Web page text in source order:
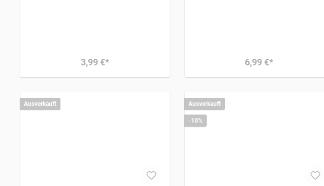
3,99 €* 6,99 €*
Ausverkauft Ausverkauft
-10%